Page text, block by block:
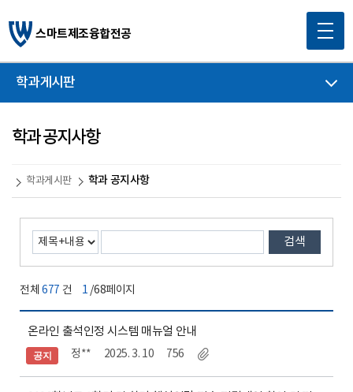
스마트제조융합전공
학과게시판
학과 공지사항
학과게시판 학과 공지사항
검색
전체 677 건 1 /68페이지
공지
온라인 출석인정 시스템 매뉴얼 안내
정** 2025. 3. 10 756